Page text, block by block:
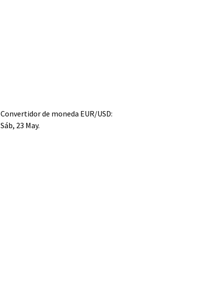
Convertidor de moneda EUR/USD:
Sáb, 23 May.